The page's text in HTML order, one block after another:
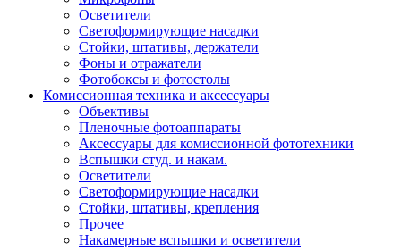
Осветители
Светоформирующие насадки
Стойки, штативы, держатели
Фоны и отражатели
Фотобоксы и фотостолы
Комиссионная техника и аксессуары
Объективы
Пленочные фотоаппараты
Аксессуары для комиссионной фототехники
Вспышки студ. и накам.
Осветители
Светоформирующие насадки
Стойки, штативы, крепления
Прочее
Накамерные вспышки и осветители